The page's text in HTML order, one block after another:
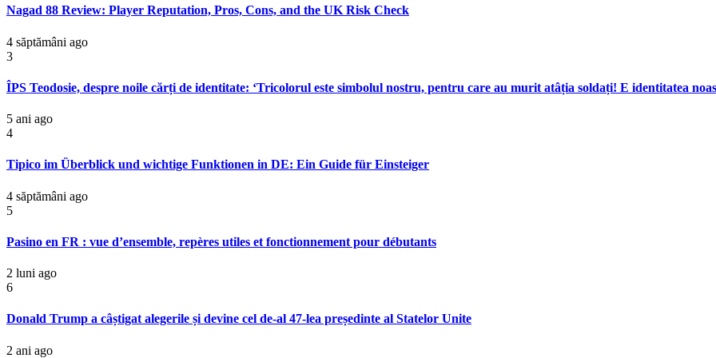
Nagad 88 Review: Player Reputation, Pros, Cons, and the UK Risk Check
4 săptămâni ago
3
ÎPS Teodosie, despre noile cărți de identitate: ‘Tricolorul este simbolul nostru, pentru care au murit atâția soldați! E identitatea
5 ani ago
4
Tipico im Überblick und wichtige Funktionen in DE: Ein Guide für Einsteiger
4 săptămâni ago
5
Pasino en FR : vue d’ensemble, repères utiles et fonctionnement pour débutants
2 luni ago
6
Donald Trump a câștigat alegerile și devine cel de-al 47-lea președinte al Statelor Unite
2 ani ago